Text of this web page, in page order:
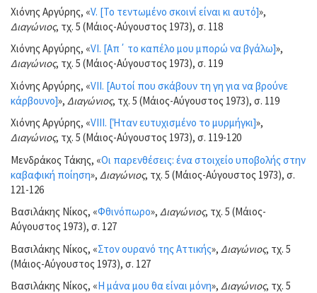
Χιόνης Αργύρης, «V. [Το τεντωμένο σκοινί είναι κι αυτό]»,
Διαγώνιος, τχ. 5 (Μάιος-Αύγουστος 1973), σ. 118
Χιόνης Αργύρης, «VI. [Απ΄ το καπέλο μου μπορώ να βγάλω]»,
Διαγώνιος, τχ. 5 (Μάιος-Αύγουστος 1973), σ. 119
Χιόνης Αργύρης, «VII. [Αυτοί που σκάβουν τη γη για να βρούνε
κάρβουνο]», Διαγώνιος, τχ. 5 (Μάιος-Αύγουστος 1973), σ. 119
Χιόνης Αργύρης, «VIII. [Ήταν ευτυχισμένο το μυρμήγκι]»,
Διαγώνιος, τχ. 5 (Μάιος-Αύγουστος 1973), σ. 119-120
Μενδράκος Τάκης, «Οι παρενθέσεις: ένα στοιχείο υποβολής στην
καβαφική ποίηση», Διαγώνιος, τχ. 5 (Μάιος-Αύγουστος 1973), σ.
121-126
Βασιλάκης Νίκος, «Φθινόπωρο», Διαγώνιος, τχ. 5 (Μάιος-
Αύγουστος 1973), σ. 127
Βασιλάκης Νίκος, «Στον ουρανό της Αττικής», Διαγώνιος, τχ. 5
(Μάιος-Αύγουστος 1973), σ. 127
Βασιλάκης Νίκος, «Η μάνα μου θα είναι μόνη», Διαγώνιος, τχ. 5